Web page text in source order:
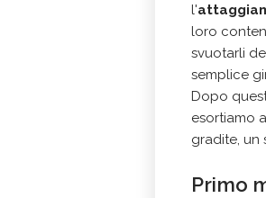
l'
loro
svuotarli
semplice
Dopo
esortiamo
gradite, un
Primo